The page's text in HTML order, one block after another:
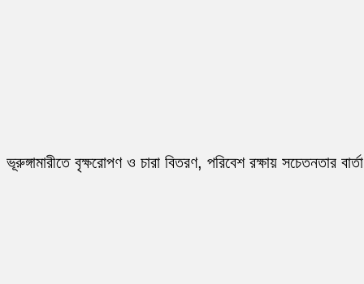
ভূরুঙ্গামারীতে বৃক্ষরোপণ ও চারা বিতরণ, পরিবেশ রক্ষায় সচেতনতার বার্তা